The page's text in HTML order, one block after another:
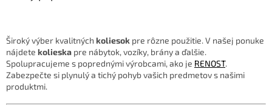
u
Široký výber kvalitných koliesok pre rôzne použitie. V našej ponuke
nájdete kolieska pre nábytok, vozíky, brány a ďalšie.
Spolupracujeme s poprednými výrobcami, ako je RENOST.
Zabezpečte si plynulý a tichý pohyb vašich predmetov s našimi
produktmi.